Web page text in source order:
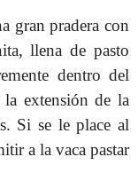
gran pradera con
llena de pasto
dentro del
la extensión de la
Si se le place al
a la vaca pastar